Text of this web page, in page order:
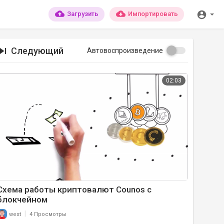
Загрузить Импортировать
Следующий Автовоспроизведение
02:03
работы криптовалют Counos с
west 4 Просмотры